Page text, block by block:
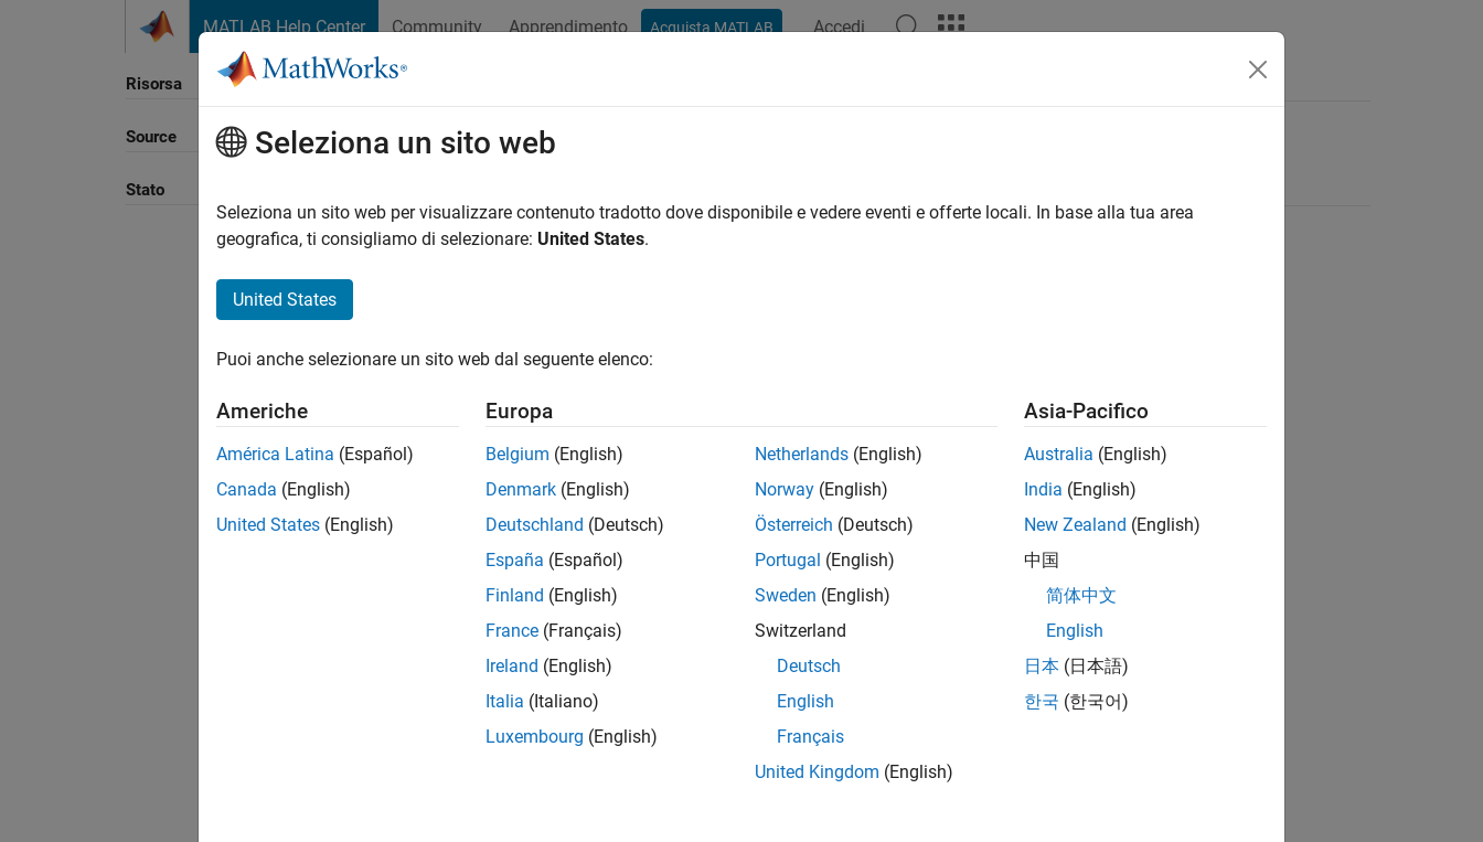
MATLAB Help Center Community Apprendimento Acquista MATLAB Accedi
Risorsa
Source
Stato
Ordina per
Seleziona un sito web
Seleziona un sito web per visualizzare contenuto tradotto dove disponibile e vedere eventi e offerte locali. In base alla tua area
geografica, ti consigliamo di selezionare: United States.
United States
Puoi anche selezionare un sito web dal seguente elenco:
Americhe
América Latina (Español)
Canada (English)
United States (English)
Europa
Belgium (English)
Denmark (English)
Deutschland (Deutsch)
España (Español)
Finland (English)
France (Français)
Ireland (English)
Italia (Italiano)
Luxembourg (English)
Netherlands (English)
Norway (English)
Österreich (Deutsch)
Portugal (English)
Sweden (English)
Switzerland
Deutsch
English
Français
United Kingdom (English)
Asia-Pacifico
Australia (English)
India (English)
New Zealand (English)
中国
简体中文
English
日本 (日本語)
한국 (한국어)